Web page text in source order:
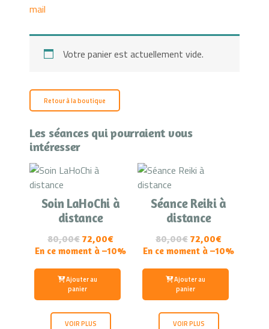
mail
Votre panier est actuellement vide.
Retour à la boutique
Les séances qui pourraient vous
intéresser
Soin LaHoChi à
distance
80,00€ 72,00€
En ce moment à –10%
Ajouter au
panier
VOIR PLUS
Séance Reiki à
distance
80,00€ 72,00€
En ce moment à –10%
Ajouter au
panier
VOIR PLUS